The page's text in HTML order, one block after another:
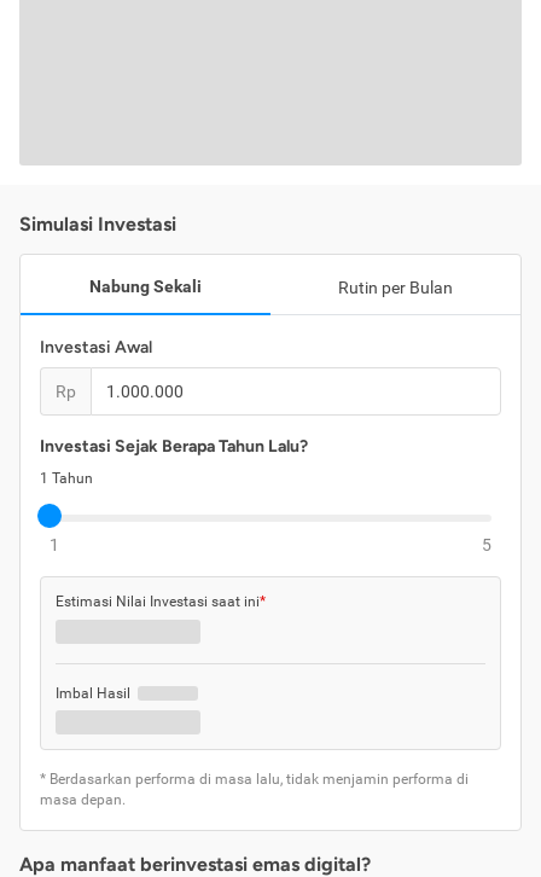
Simulasi Investasi
Nabung Sekali Rutin per Bulan
Investasi Awal
Rp
Investasi Sejak Berapa Tahun Lalu?
1 Tahun
1 5
Estimasi Nilai Investasi saat ini*
Imbal Hasil
* Berdasarkan performa di masa lalu, tidak menjamin performa di
masa depan.
Apa manfaat berinvestasi emas digital?